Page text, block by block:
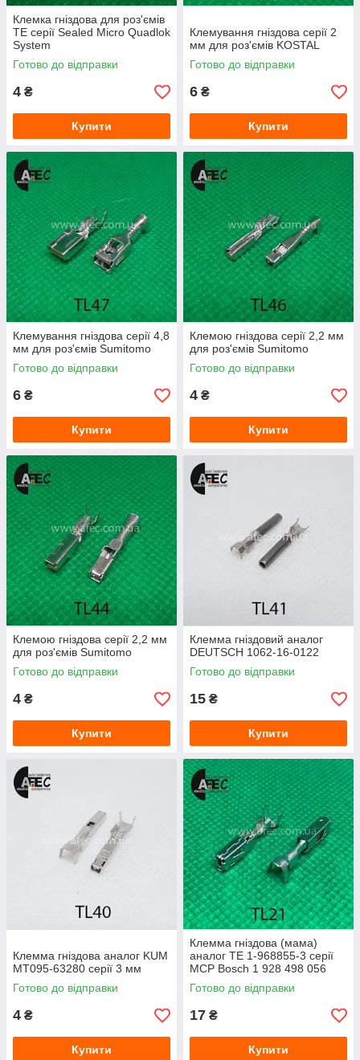
Клемка гніздова для роз'ємів
TE серії Sealed Micro Quadlok
System
Готово до відправки
4 ₴
Купити
Клемування гніздова серії 2
мм для роз'ємів KOSTAL
Готово до відправки
6 ₴
Купити
Клемування гніздова серії 4,8
мм для роз'ємів Sumitomo
Готово до відправки
6 ₴
Купити
Клемою гніздова серії 2,2 мм
для роз'ємів Sumitomo
Готово до відправки
4 ₴
Купити
Клемою гніздова серії 2,2 мм
для роз'ємів Sumitomo
Готово до відправки
4 ₴
Купити
Клемма гніздовий аналог
DEUTSCH 1062-16-0122
Готово до відправки
15 ₴
Купити
Клемма гніздова аналог KUM
MT095-63280 серії 3 мм
Готово до відправки
4 ₴
Купити
Клемма гніздова (мама)
аналог TE 1-968855-3 серії
MCP Bosch 1 928 498 056
кабель 0,5-1мм
Готово до відправки
17 ₴
Купити